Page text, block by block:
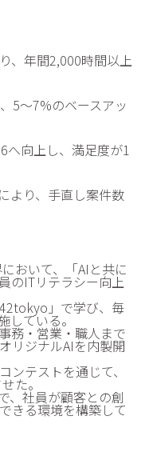
、年間2,000時間以上
5～7%のベースアッ
へ向上し、満足度が1
より、手直し案件数
おいて、「AIと共に
のITリテラシー向上
」で学び、毎
している。
務・営業・職人まで
リジナルAIを内製開
ンテストを通じて、
た。
、社員が顧客との創
きる環境を構築して